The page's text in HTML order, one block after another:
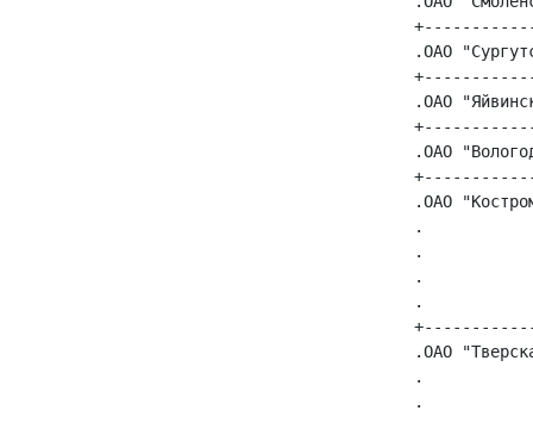
.ОАО
.ОАО
.ОАО
.ОАО
.
.
.
.
.ОАО
.
.